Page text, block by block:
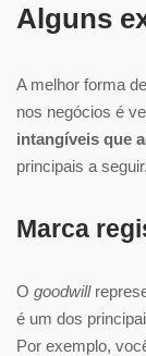
Alguns
A melhor forma
nos negócios é
intangíveis que
principais a
Marca
O goodwill
é um dos
Por exemplo,